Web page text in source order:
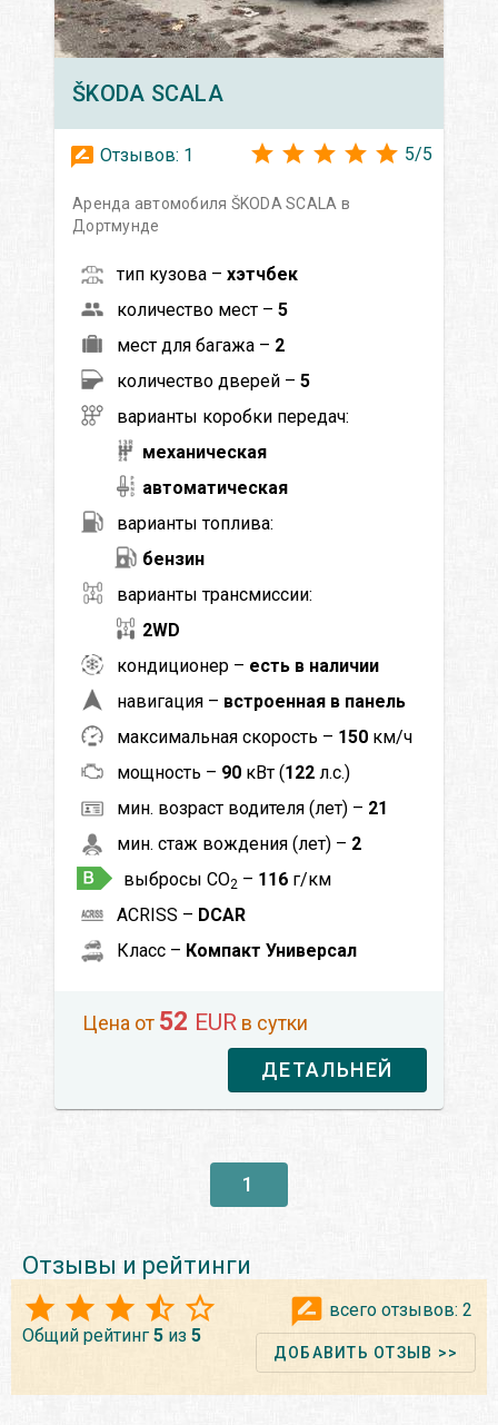
ŠKODA SCALA
Отзывов: 1 5/5
Аренда автомобиля ŠKODA SCALA в
Дортмунде
тип кузова – хэтчбек
количество мест – 5
мест для багажа – 2
количество дверей – 5
варианты коробки передач:
механическая
автоматическая
варианты топлива:
бензин
варианты трансмиссии:
2WD
кондиционер – есть в наличии
навигация – встроенная в панель
максимальная скорость – 150 км/ч
мощность – 90 кВт (122 л.с.)
мин. возраст водителя (лет) – 21
мин. стаж вождения (лет) – 2
выбросы CO2 – 116 г/км
ACRISS – DCAR
Класс – Компакт Универсал
Цена от 52 EUR в сутки
ДЕТАЛЬНЕЙ
1
Отзывы и рейтинги
Общий рейтинг 5 из 5
всего отзывов: 2
ДОБАВИТЬ ОТЗЫВ >>